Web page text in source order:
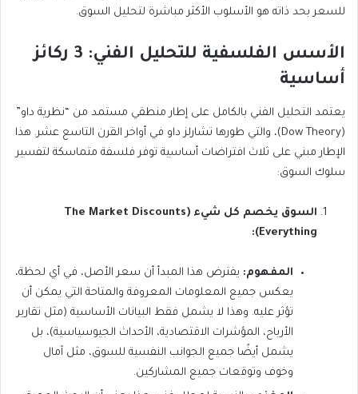
للسعر بحد ذاته هو الأسلوب الأكثر مباشرة لتحليل السوق.
الأسس الفلسفية للتحليل الفني: 3 ركائز
أساسية
يعتمد التحليل الفني بالكامل على إطار منطقي مستمد من “نظرية داو”
(Dow Theory)، والتي طورها تشارلز داو في أواخر القرن التاسع عشر. هذا
الإطار مبني على ثلاث افتراضات أساسية توفر فلسفة متماسكة لتفسير
سلوك السوق:
السوق يخصم كل شيء (The Market Discounts
Everything):
المفهوم: يفترض هذا المبدأ أن سعر الأصل، في أي لحظة،
يعكس جميع المعلومات المعروفة والمتاحة التي يمكن أن
تؤثر عليه. وهذا لا يشمل فقط البيانات الأساسية (مثل تقارير
الأرباح، المؤشرات الاقتصادية، الأحداث الجيوسياسية)، بل
يشمل أيضًا جميع الجوانب النفسية للسوق، مثل آمال
وخوف وتوقعات جميع المشاركين.